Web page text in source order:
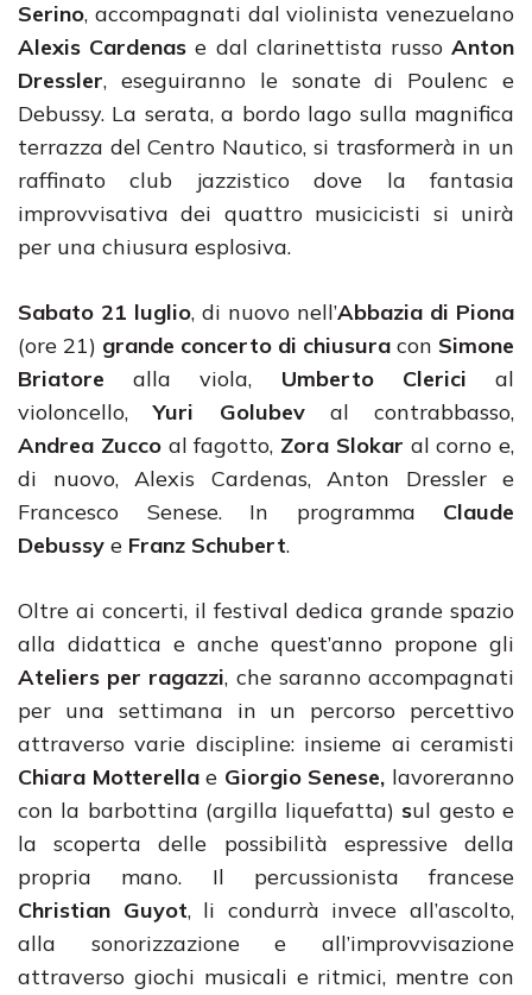
Serino, accompagnati dal violinista venezuelano
Alexis Cardenas e dal clarinettista russoAnton
Dressler, eseguiranno le sonate di Poulenc e
Debussy. La serata, a bordo lago sulla magnifica
terrazza del Centro Nautico, si trasformerà in un
raffinato club jazzistico dove la fantasia
improvvisativa dei quattro musicicisti si unirà
per una chiusura esplosiva.
Sabato 21 luglio, di nuovo nell’Abbazia di Piona
(ore 21) grande concerto di chiusura con Simone
Briatore alla viola, Umberto Clerici al
violoncello,Yuri Golubeval contrabbasso,
Andrea Zuccoal fagotto, Zora Slokar al corno e,
di nuovo, Alexis Cardenas, Anton Dressler e
Francesco Senese. In programma Claude
Debussy e Franz Schubert.
Oltre ai concerti, il festival dedica grande spazio
alla didattica e anche quest’anno propone gli
Ateliers per ragazzi, che saranno accompagnati
per una settimana in un percorso percettivo
attraverso varie discipline: insieme ai ceramisti
Chiara Motterellae Giorgio Senese, lavoreranno
con la barbottina (argilla liquefatta) sul gesto e
la scoperta delle possibilità espressive della
propria mano. Il percussionista francese
Christian Guyot, li condurrà invece all’ascolto,
alla sonorizzazione e all’improvvisazione
attraverso giochi musicali e ritmici, mentre con